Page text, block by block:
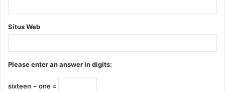
Situs Web
Please enter an answer in digits:
sixteen − one =